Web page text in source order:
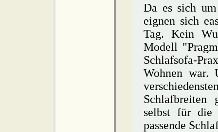
Da es sich
eignen sich
Tag. Kein
Modell
Schlafsofa-
Wohnen war.
Schlafbreiten
selbst für die
passende